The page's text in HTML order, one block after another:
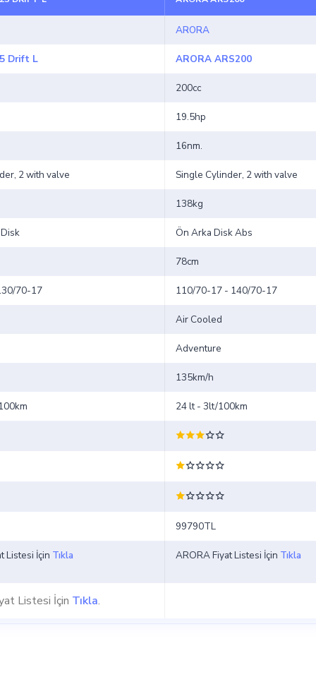
ARORA
Drift L ARORA ARS200
200cc
19.5hp
16nm.
2 with valve Single Cylinder, 2 with valve
138kg
Ön Arka Disk Abs
78cm
70-17 110/70-17 - 140/70-17
Air Cooled
Adventure
135km/h
24 lt - 3lt/100km
99790TL
Listesi İçin Tıkla ARORA Fiyat Listesi İçin Tıkla
Listesi İçin Tıkla.